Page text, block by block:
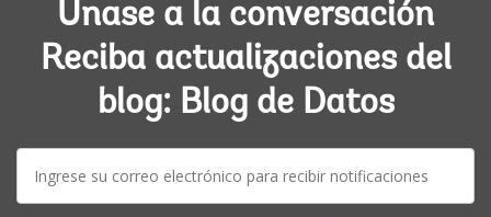
Únase a la conversación
Reciba actualizaciones del
blog: Blog de Datos
E-
mail: